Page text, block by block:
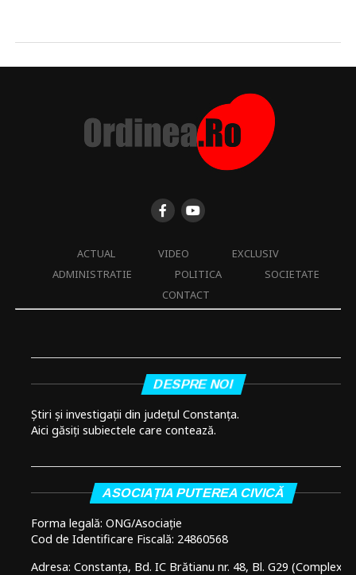
ACTUAL VIDEO
EXCLUSIV
ADMINISTRATIE
POLITICA
SOCIETATE
CONTACT
DESPRE NOI
Știri și investigații din județul Constanța.
Aici găsiți subiectele care contează.
ASOCIAȚIA PUTEREA CIVICĂ
Forma legală: ONG/Asociație
Cod de Identificare Fiscală: 24860568
Adresa: Constanța, Bd. IC Brătianu nr. 48, Bl. G29 (Complex